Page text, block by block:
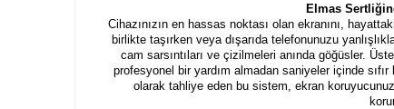
Elmas
Cihazınızın en hassas noktası olan ekranını,
birlikte taşırken veya dışarıda telefonunuzu
cam sarsıntıları ve çizilmeleri anında göğüsler.
profesyonel bir yardım almadan saniyeler içinde
olarak tahliye eden bu sistem, ekran